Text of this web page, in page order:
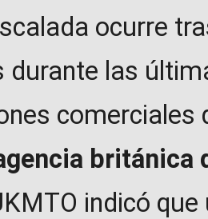
ocurre
durante las
comerciales
británica
indicó